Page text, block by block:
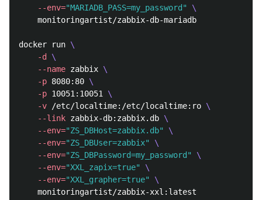
--env="MARIADB_PASS=my_password"
\
    monitoringartist/zabbix-db-mariadb
docker run \
-d
\
--name zabbix \
-p 8080:80 \
-p 10051:10051 \
-v /etc/localtime:/etc/localtime:ro \
--link zabbix-db:zabbix.db \
--env="ZS_DBHost=zabbix.db"
\
--env="ZS_DBUser=zabbix"
\
--env="ZS_DBPassword=my_password"
\
--env="XXL_zapix=true"
\
--env="XXL_grapher=true"
\